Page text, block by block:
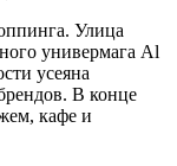
Улица
универмага Al
усеяна
В конце
кафе и